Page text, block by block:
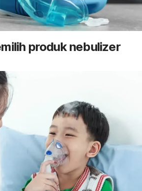
produknebulizer